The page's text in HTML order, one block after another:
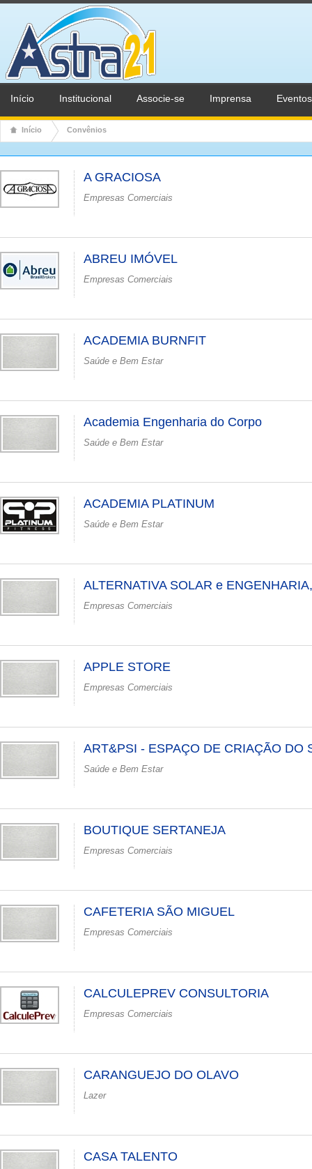
Início Institucional Associe-se Imprensa Eventos
Início Convênios
A GRACIOSA
Empresas Comerciais
ABREU IMÓVEL
Empresas Comerciais
ACADEMIA BURNFIT
Saúde e Bem Estar
Academia Engenharia do Corpo
Saúde e Bem Estar
ACADEMIA PLATINUM
Saúde e Bem Estar
ALTERNATIVA SOLAR e ENGENHARIA,
Empresas Comerciais
APPLE STORE
Empresas Comerciais
ART&PSI - ESPAÇO DE CRIAÇÃO DO
Saúde e Bem Estar
BOUTIQUE SERTANEJA
Empresas Comerciais
CAFETERIA SÃO MIGUEL
Empresas Comerciais
CALCULEPREV CONSULTORIA
Empresas Comerciais
CARANGUEJO DO OLAVO
Lazer
CASA TALENTO